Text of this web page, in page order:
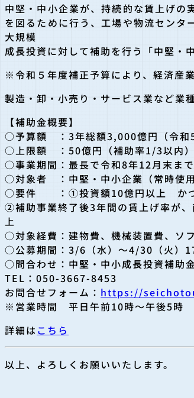
中堅・中小企業が、持続的な賃上げの
を図るために行う、工場や物流センタ
大規模
成長投資に対して補助を行う「中堅・
※令和５年度補正予算により、経済産
製造・卸・小売り・サービス業など業
【補助金概要】
○予算額 ：3年総額3,000億円（令和
○上限額 ：50億円（補助率1/3以内）
○事業期間：最長で令和8年12月末まで
○対象者 ：中堅・中小企業（常時使
○要件 ：①投資額10億円以上 か
②補助事業終了後3年間の賃上げ率が
上
○対象経費：建物費、機械装置費、ソ
○公募期間：3/6（水）～4/30（火）
○問合わせ：中堅・中小成長投資補助
TEL：050-3667-8453
お問合せフォーム： https://
※営業時間 平日午前10時～午後5時
詳細はこちら
以上、よろしくお願いいたします。